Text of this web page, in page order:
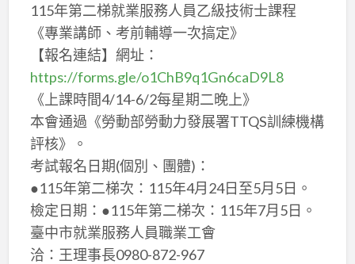
115年第二梯就業服務人員乙級技術士課程
《專業講師、考前輔導一次搞定》
【報名連結】網址：
https://forms.gle/o1ChB9q1Gn6caD9L8
《上課時間4/14-6/2每星期二晚上》
本會通過《勞動部勞動力發展署TTQS訓練機構
評核》。
考試報名日期(個別、團體)：
●115年第二梯次：115年4月24日至5月5日。
檢定日期：●115年第二梯次：115年7月5日。
臺中市就業服務人員職業工會
洽：王理事長0980-872-967